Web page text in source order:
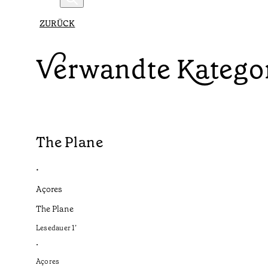
ZURÜCK
Verwandte
The Plane
•
Açores
The Plane
Lesedauer1’
•
Açores